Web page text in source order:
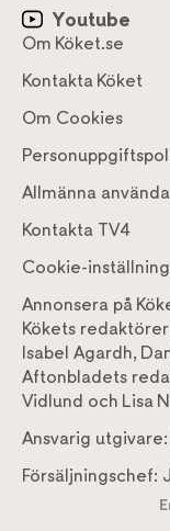
Youtube
Om Köket.se
Kontakta Köket
Om Cookies
Allmänna
Kontakta TV4
Cookie-
Annonsera på
Kökets
Isabel Agardh,
Aftonbladets
Vidlund och Lisa
Ansvarig utgivare:
Försäljningschef: